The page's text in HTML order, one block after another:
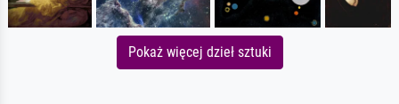
Pokaż więcej dzieł sztuki